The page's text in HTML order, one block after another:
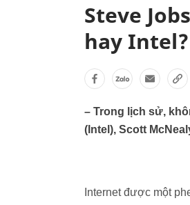
Steve
hay Intel?
– Trong lịch sử,
(Intel), Scott
Internet được một